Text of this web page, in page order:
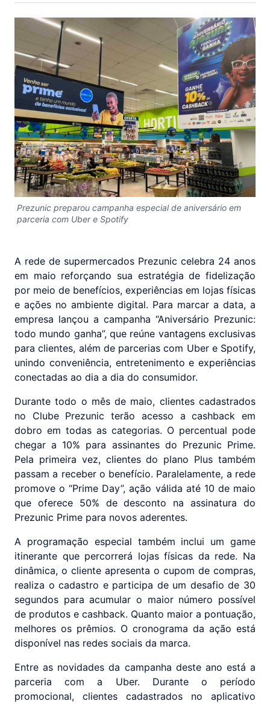
Prezunic preparou campanha especial de aniversário em
parceria com Uber e Spotify
A rede de supermercados Prezunic celebra 24 anos
em maio reforçando sua estratégia de fidelização
por meio de benefícios, experiências em lojas físicas
e ações no ambiente digital. Para marcar a data, a
empresa lançou a campanha “Aniversário Prezunic:
todo mundo ganha”, que reúne vantagens exclusivas
para clientes, além de parcerias com Uber e Spotify,
unindo conveniência, entretenimento e experiências
conectadas ao dia a dia do consumidor.
Durante todo o mês de maio, clientes cadastrados
no Clube Prezunic terão acesso a cashback em
dobro em todas as categorias. O percentual pode
chegar a 10% para assinantes do Prezunic Prime.
Pela primeira vez, clientes do plano Plus também
passam a receber o benefício. Paralelamente, a rede
promove o “Prime Day”, ação válida até 10 de maio
que oferece 50% de desconto na assinatura do
Prezunic Prime para novos aderentes.
A programação especial também inclui um game
itinerante que percorrerá lojas físicas da rede. Na
dinâmica, o cliente apresenta o cupom de compras,
realiza o cadastro e participa de um desafio de 30
segundos para acumular o maior número possível
de produtos e cashback. Quanto maior a pontuação,
melhores os prêmios. O cronograma da ação está
disponível nas redes sociais da marca.
Entre as novidades da campanha deste ano está a
parceria com a Uber. Durante o período
promocional, clientes cadastrados no aplicativo